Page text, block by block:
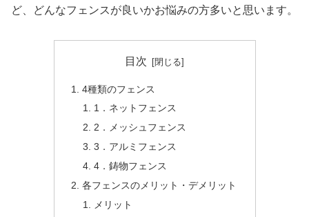
ど、どんなフェンスが良いかお悩みの方多いと思います。
目次
4種類のフェンス
1．ネットフェンス
2．メッシュフェンス
3．アルミフェンス
4．鋳物フェンス
各フェンスのメリット・デメリット
メリット